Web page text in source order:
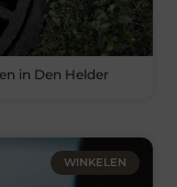
in Den Helder
WINKELEN